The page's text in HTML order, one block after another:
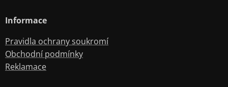
Informace
Pravidla ochrany soukromí
Obchodní podmínky
Reklamace